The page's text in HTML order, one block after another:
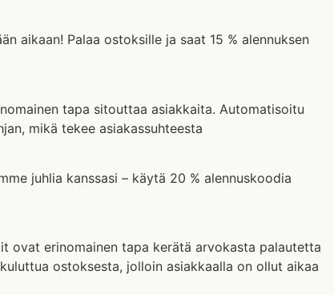
aikaan! Palaa ostoksille ja saat 15 % alennuksen
tapa sitouttaa asiakkaita. Automatisoitu
mikä tekee asiakassuhteesta
juhlia kanssasi – käytä 20 % alennuskoodia
ovat erinomainen tapa kerätä arvokasta palautetta
ostoksesta, jolloin asiakkaalla on ollut aikaa